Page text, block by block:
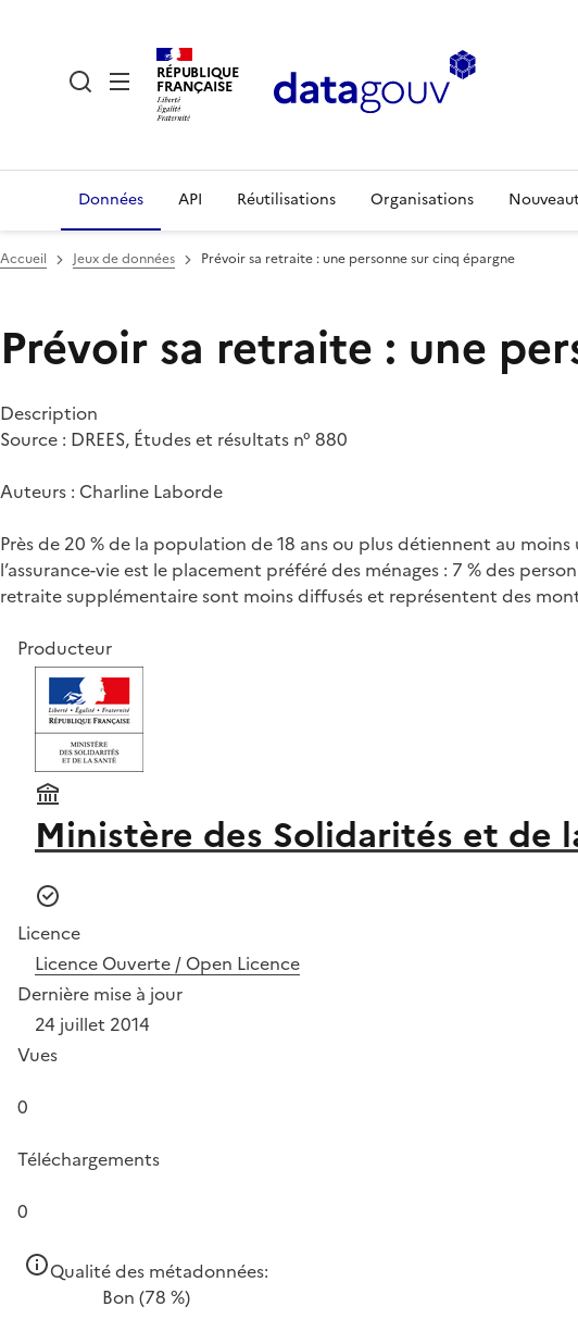
RÉPUBLIQUE
FRANÇAISE
Données API Réutilisations Organisations
Accueil Jeux de données Prévoir sa retraite : une personne sur cinq épargne
Prévoir sa retraite : une
Description
Source : DREES, Études et résultats n° 880
Auteurs : Charline Laborde
Près de 20 % de la population de 18 ans ou plus détiennent au
l’assurance-vie est le placement préféré des ménages : 7 % des
retraite supplémentaire sont moins diffusés et représentent des
Producteur
Ministère des Solidarités et de
Licence
Licence Ouverte / Open Licence
Dernière mise à jour
24 juillet 2014
Vues
0
Téléchargements
0
Qualité des métadonnées:
Bon (78 %)